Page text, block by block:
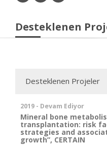
Desteklenen
Desteklenen Projeler
2019 - Devam Ediyor
Mineral bone
transplantation: risk
strategies and
growth”, CERTAIN